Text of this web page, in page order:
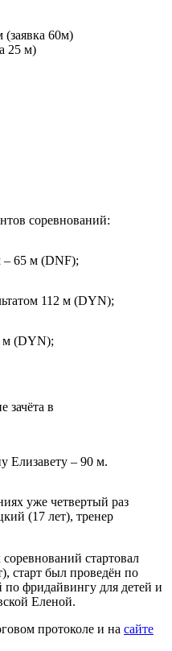
(заявка 60м)
25 м)
соревнований:
– 65 м (DNF);
112 м (DYN);
м (DYN);
зачёта в
Елизавету – 90 м.
уже четвертый раз
(17 лет), тренер
стартовал
старт был проведён по
фридайвингу для детей и
Еленой.
протоколе и на сайте